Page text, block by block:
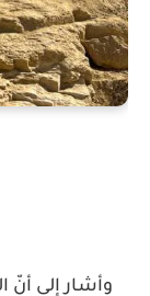
وأشار إلى أنّ